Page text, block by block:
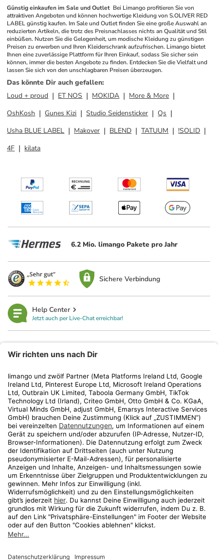
Günstig einkaufen im Sale und Outlet Bei Limango profitieren Sie von
attraktiven Angeboten und können hochwertige Kleidung von S.OLIVER RED
LABEL günstig kaufen. Im Sale und Outlet finden Sie eine große Auswahl an
reduzierten Artikeln, die trotz des Preisnachlasses nichts an Qualität und Stil
einbüßen. Nutzen Sie die Gelegenheit, um modische Kleidung zu günstigen
Preisen zu erwerben und Ihren Kleiderschrank aufzufrischen. Limango bietet
Ihnen eine zuverlässige Plattform für Ihren Einkauf, sodass Sie sicher sein
können, immer die besten Angebote zu finden. Entdecken Sie die Vielfalt und
lassen Sie sich von den unschlagbaren Preisen überzeugen.
Das könnte Dir auch gefallen:
Loud + proud
ET NOS MOKIDA
More & More
OshKosh
Gunes Kizi Studio Seidensticker
Qs
Usha BLUE LABEL
Makover BLEND TATUUM
!SOLID
4F
kilata
6.2 Mio. limango Pakete pro Jahr
Sichere Verbindung
Help Center
Jetzt auch per Live-Chat erreichbar!
Kundenservice
Shop
Aktionen
Travel